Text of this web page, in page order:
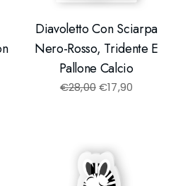
Diavoletto Con Sciarpa
Nero-Rosso, Tridente E
Pallone Calcio
€28,00€17,90